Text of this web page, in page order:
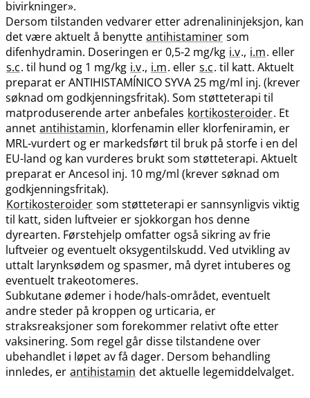
bivirkninger».
Dersom tilstanden vedvarer etter adrenalininjeksjon, kan
det være aktuelt å benytte antihistaminer som
difenhydramin. Doseringen er 0,5-2 mg/kg i.v., i.m. eller
s.c. til hund og 1 mg/kg i.v., i.m. eller s.c. til katt. Aktuelt
preparat er ANTIHISTAMÍNICO SYVA 25 mg/ml inj. (krever
søknad om godkjenningsfritak). Som støtteterapi til
matproduserende arter anbefales kortikosteroider. Et
annet antihistamin, klorfenamin eller klorfeniramin, er
MRL-vurdert og er markedsført til bruk på storfe i en del
EU-land og kan vurderes brukt som støtteterapi. Aktuelt
preparat er Ancesol inj. 10 mg/ml (krever søknad om
godkjenningsfritak).
Kortikosteroider som støtteterapi er sannsynligvis viktig
til katt, siden luftveier er sjokkorgan hos denne
dyrearten. Førstehjelp omfatter også sikring av frie
luftveier og eventuelt oksygentilskudd. Ved utvikling av
uttalt larynksødem og spasmer, må dyret intuberes og
eventuelt trakeotomeres.
Subkutane ødemer i hode​/​hals-området, eventuelt
andre steder på kroppen og urticaria, er
straksreaksjoner som forekommer relativt ofte etter
vaksinering. Som regel går disse tilstandene over
ubehandlet i løpet av få dager. Dersom behandling
innledes, er antihistamin det aktuelle legemiddelvalget.